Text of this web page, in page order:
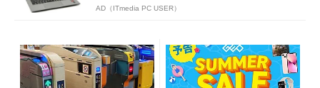
AD（ITmedia PC USER）